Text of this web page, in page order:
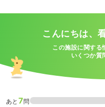
こんにちは、
この施設に関する
いくつか質
あと 7問